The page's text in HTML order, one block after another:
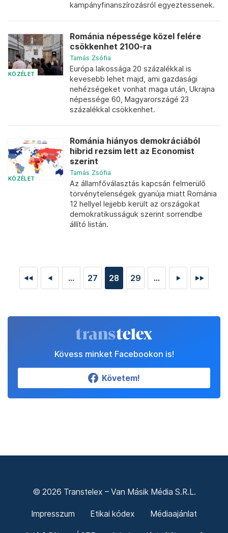
kampányfinanszírozásról egyeztessenek.
KÖZÉLET
Románia népessége közel felére
csökkenhet 2100-ra
Tamás Zsófia
Európa lakossága 20 százalékkal is
kevesebb lehet majd, ami gazdasági
nehézségeket vonhat maga után, Ukrajna
népessége 60, Magyarországé 23
százalékkal csökkenhet.
KÖZÉLET
Románia hiányos demokráciából
hibrid rezsim lett az Economist
szerint
Tamás Zsófia
Az államfőválasztás kapcsán felmerülő
törvénytelenségek gyanúja miatt Románia
12 hellyel lejjebb került az országokat
demokratikusságuk szerint sorrendbe
állító listán.
◄◄ ◄ ... 27 28 29 ... ► ►►
Kövess minket Facebookon is!
Követem!
© 2026 Transtelex – Van Másik Média S.R.L.
Impresszum Etikai kódex Médiaajánlat